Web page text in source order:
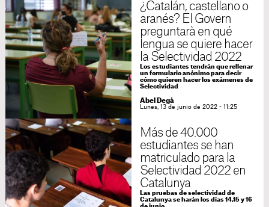
¿Catalán, castellano o
aranés? El Govern
preguntarà en qué
lengua se quiere hacer
la Selectividad 2022
Los estudiantes tendrán que rellenar
un formulario anónimo para decir
cómo quieren hacer los exámenes de
Selectividad
Abel Degà
Lunes, 13 de junio de 2022 - 11:25
Más de 40.000
estudiantes se han
matriculado para la
Selectividad 2022 en
Catalunya
Las pruebas de selectividad de
Catalunya se harán los días 14,15 y 16